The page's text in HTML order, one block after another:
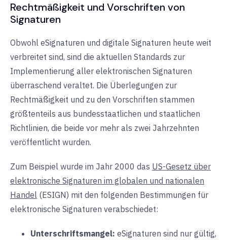
Rechtmäßigkeit und Vorschriften von
Signaturen
Obwohl eSignaturen und digitale Signaturen heute weit
verbreitet sind, sind die aktuellen Standards zur
Implementierung aller elektronischen Signaturen
überraschend veraltet. Die Überlegungen zur
Rechtmäßigkeit und zu den Vorschriften stammen
größtenteils aus bundesstaatlichen und staatlichen
Richtlinien, die beide vor mehr als zwei Jahrzehnten
veröffentlicht wurden.
Zum Beispiel wurde im Jahr 2000 das US-Gesetz über
elektronische Signaturen im globalen und nationalen
Handel (ESIGN) mit den folgenden Bestimmungen für
elektronische Signaturen verabschiedet:
Unterschriftsmangel: eSignaturen sind nur gültig,